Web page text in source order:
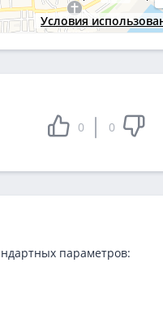
Условия
0 0
параметров: